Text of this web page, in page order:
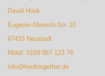
David Hook
Eugenie-Abresch-Str. 10
67433 Neustadt
Mobil: 0159 067 123 76
info@hooktogether.de